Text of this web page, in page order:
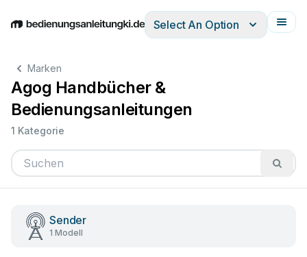
EnglishDeutschEspañolItalianoFrançais
Select An Option
Marken
Agog Handbücher &
Bedienungsanleitungen
1 Kategorie
Sender
1 Modell